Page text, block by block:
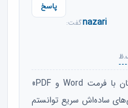
nazariگفت:
مطلب «دانلود اقدام پژوهی رایگان با فرمت Word و PDF»
ساده‌اش سریع توانستم
پاسخ